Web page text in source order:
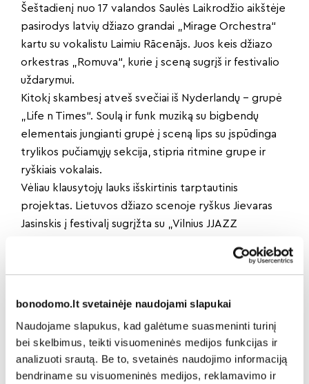
bonodomo.lt svetainėje naudojami slapukai
Naudojame slapukus, kad galėtume suasmeninti turinį
bei skelbimus, teikti visuomeninės medijos funkcijas ir
analizuoti srautą. Be to, svetainės naudojimo informaciją
bendriname su visuomeninės medijos, reklamavimo ir
Šeštadienį nuo 17 valandos Saulės Laikrodžio aikštėje
pasirodys latvių džiazo grandai „Mirage Orchestra“
kartu su vokalistu Laimiu Rācenājs. Juos keis džiazo
orkestras „Romuva“, kurie į sceną sugrįš ir festivalio
uždarymui.
Kitokį skambesį atveš svečiai iš Nyderlandų – grupė
„Life n Times“. Soulą ir funk muziką su bigbendų
elementais jungianti grupė į sceną lips su įspūdinga
trylikos pučiamųjų sekcija, stipria ritmine grupe ir
ryškiais vokalais.
Vėliau klausytojų lauks išskirtinis tarptautinis
projektas. Lietuvos džiazo scenoje ryškus Jievaras
Jasinskis į festivalį sugrįžta su „Vilnius JJAZZ
vokaliste Ilana Bensemhoun. Jų programoje svarbi
vieta skiriama improvizacijai, originalioms
Festivalio uždarymui į sceną lips legendinė miesto
grupė BIX kartu su „Romuva“, šiemet mininčia 15
metų jubiliejų.
Specialiai šiam vakarui puikiai pažįstami BIX kūriniai